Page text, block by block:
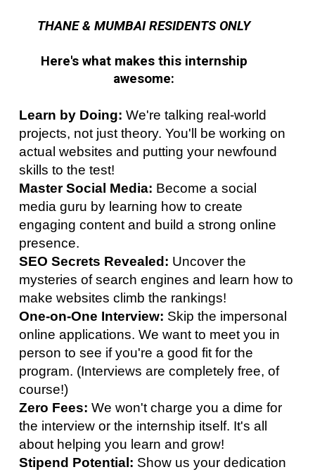
THANE & MUMBAI RESIDENTS ONLY
Here's what makes this internship
awesome:
Learn by Doing: We're talking real-world
projects, not just theory. You'll be working on
actual websites and putting your newfound
skills to the test!
Master Social Media: Become a social
media guru by learning how to create
engaging content and build a strong online
presence.
SEO Secrets Revealed: Uncover the
mysteries of search engines and learn how to
make websites climb the rankings!
One-on-One Interview: Skip the impersonal
online applications. We want to meet you in
person to see if you're a good fit for the
program. (Interviews are completely free, of
course!)
Zero Fees: We won't charge you a dime for
the interview or the internship itself. It's all
about helping you learn and grow!
Stipend Potential: Show us your dedication